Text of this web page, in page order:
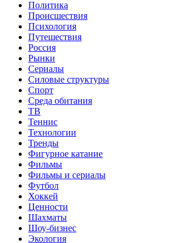
Политика
Происшествия
Психология
Путешествия
Россия
Рынки
Сериалы
Силовые структуры
Спорт
Среда обитания
ТВ
Теннис
Технологии
Тренды
Фигурное катание
Фильмы
Фильмы и сериалы
Футбол
Хоккей
Ценности
Шахматы
Шоу-бизнес
Экология